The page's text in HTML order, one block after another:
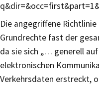
Die angegriffene
Grundrechte fast der
da sie sich „… generell
elektronischen
Verkehrsdaten erstreckt,